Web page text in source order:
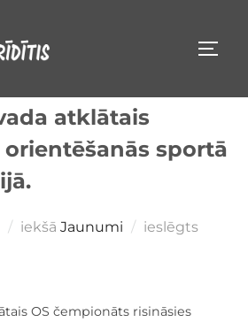
atklātais
sportā
iekšā Jaunumi ieslēgts
OS čempionāts risināsies